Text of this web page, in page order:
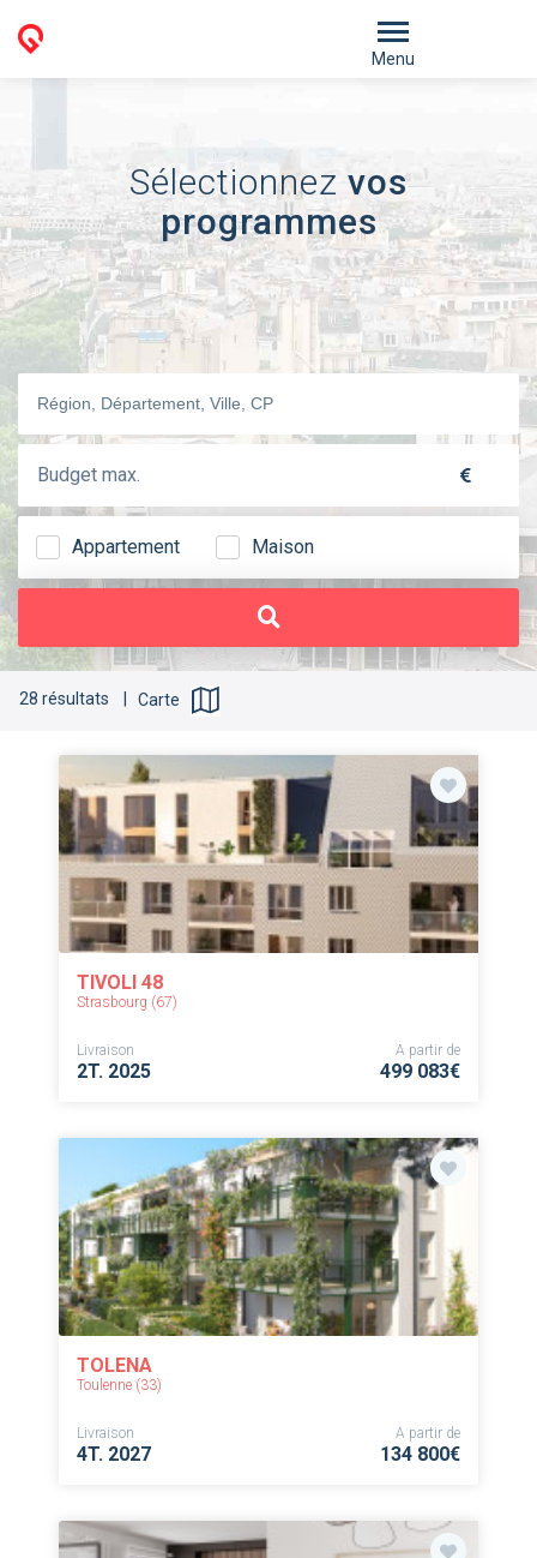
Menu
Sélectionnez vos
programmes
Appartement Maison
28 résultats | Carte
TIVOLI 48
Strasbourg (67)
Livraison
2T. 2025
A partir de
499 083€
TOLENA
Toulenne (33)
Livraison
4T. 2027
A partir de
134 800€